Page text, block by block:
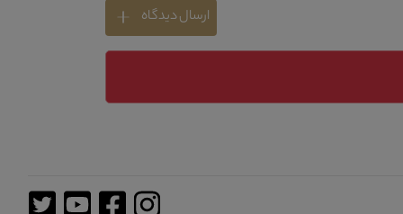
ارسال دیدگاه